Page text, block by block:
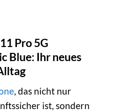
Pro 5G
Blue: Ihr neues
, das nicht nur
ist, sondern